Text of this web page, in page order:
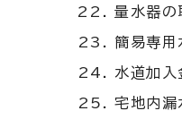
量水器の
簡易専用
水道加入
宅地内漏